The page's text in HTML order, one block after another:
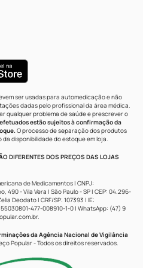
ser usadas para automedicação e não
dadas pelo profissional da área médica.
qualquer problema de saúde e prescrever o
estão sujeitos à confirmação da
O processo de separação dos produtos
disponibilidade do estoque em loja.
DIFERENTES DOS PREÇOS DAS LOJAS
de Medicamentos | CNPJ:
490 - Vila Vera | São Paulo - SP | CEP: 04.296-
Deodato | CRF/SP: 107393 | IE:
477-008910-1-0 | WhatsApp: (47) 9
.
da Agência Nacional de Vigilância
Popular - Todos os direitos reservados.